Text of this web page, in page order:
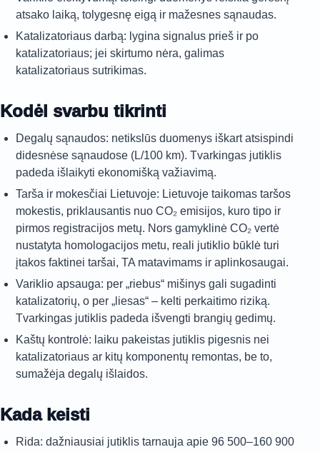
atsako laiką, tolygesnę eigą ir mažesnes sąnaudas.
Katalizatoriaus darbą: lygina signalus prieš ir po
katalizatoriaus; jei skirtumo nėra, galimas
katalizatoriaus sutrikimas.
Kodėl svarbu tikrinti
Degalų sąnaudos: netikslūs duomenys iškart atsispindi
didesnėse sąnaudose (L/100 km). Tvarkingas jutiklis
padeda išlaikyti ekonomišką važiavimą.
Tarša ir mokesčiai Lietuvoje: Lietuvoje taikomas taršos
mokestis, priklausantis nuo CO₂ emisijos, kuro tipo ir
pirmos registracijos metų. Nors gamyklinė CO₂ vertė
nustatyta homologacijos metu, reali jutiklio būklė turi
įtakos faktinei taršai, TA matavimams ir aplinkosaugai.
Variklio apsauga: per „riebus“ mišinys gali sugadinti
katalizatorių, o per „liesas“ – kelti perkaitimo riziką.
Tvarkingas jutiklis padeda išvengti brangių gedimų.
Kaštų kontrolė: laiku pakeistas jutiklis pigesnis nei
katalizatoriaus ar kitų komponentų remontas, be to,
sumažėja degalų išlaidos.
Kada keisti
Rida: dažniausiai jutiklis tarnauja apie 96 500–160 900